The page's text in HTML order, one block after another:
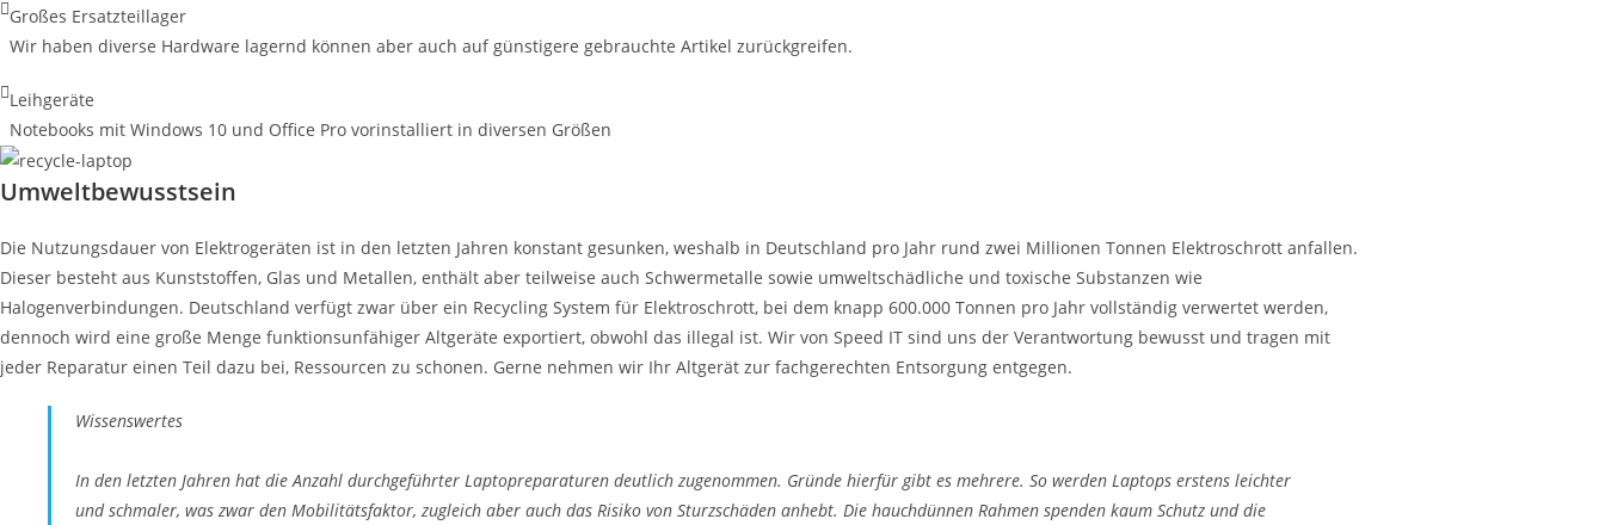
Großes Ersatzteillager
Wir haben diverse Hardware lagernd können aber auch auf günstigere gebrauchte Artikel zurückgreifen.
Leihgeräte
Notebooks mit Windows 10 und Office Pro vorinstalliert in diversen Größen
Umweltbewusstsein
Die Nutzungsdauer von Elektrogeräten ist in den letzten Jahren konstant gesunken, weshalb in Deutschland pro Jahr rund zwei Millionen Tonnen Elektroschrott anfallen.
Dieser besteht aus Kunststoffen, Glas und Metallen, enthält aber teilweise auch Schwermetalle sowie umweltschädliche und toxische Substanzen wie
Halogenverbindungen. Deutschland verfügt zwar über ein Recycling System für Elektroschrott, bei dem knapp 600.000 Tonnen pro Jahr vollständig verwertet werden,
dennoch wird eine große Menge funktionsunfähiger Altgeräte exportiert, obwohl das illegal ist. Wir von Speed IT sind uns der Verantwortung bewusst und tragen mit
jeder Reparatur einen Teil dazu bei, Ressourcen zu schonen. Gerne nehmen wir Ihr Altgerät zur fachgerechten Entsorgung entgegen.
Wissenswertes
In den letzten Jahren hat die Anzahl durchgeführter Laptopreparaturen deutlich zugenommen. Gründe hierfür gibt es mehrere. So werden Laptops erstens leichter
und schmaler, was zwar den Mobilitätsfaktor, zugleich aber auch das Risiko von Sturzschäden anhebt. Die hauchdünnen Rahmen spenden kaum Schutz und die